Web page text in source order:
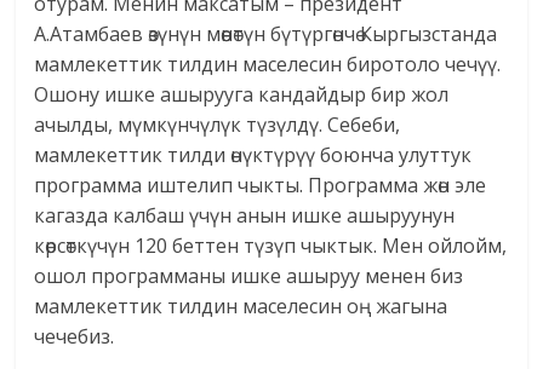
А.Атамбаев өзүнүн мөөнөтүн бүтүргөнчө Кыргызстанда
мамлекеттик тилдин маселесин биротоло чечүү.
Ошону ишке ашырууга кандайдыр бир жол
ачылды, мүмкүнчүлүк түзүлдү. Себеби,
мамлекеттик тилди өнүктүрүү боюнча улуттук
программа иштелип чыкты. Программа жөн эле
кагазда калбаш үчүн анын ишке ашыруунун
көрсөткүчүн 120 беттен түзүп чыктык. Мен ойлойм,
ошол программаны ишке ашыруу менен биз
мамлекеттик тилдин маселесин оң жагына
чечебиз.